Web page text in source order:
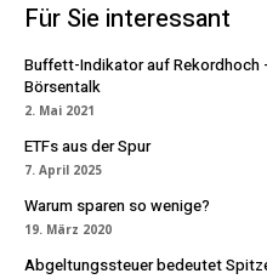
Für Sie interessant
Buffett-Indikator auf Rekordhoch
Börsentalk
2. Mai 2021
ETFs aus der Spur
7. April 2025
Warum sparen so wenige?
19. März 2020
Abgeltungssteuer bedeutet